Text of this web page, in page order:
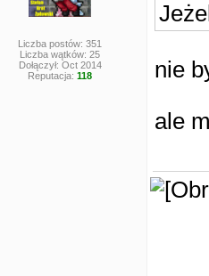
Liczba postów: 351
Liczba wątków: 25
Dołączył: Oct 2014
Reputacja: 118 nie
ale